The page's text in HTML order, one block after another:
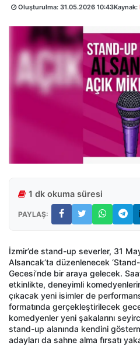
Oluşturulma: 31.05.2026 10:43Kaynak:
1 dk okuma süresi
PAYLAŞ:
İzmir’de stand-up severler, 31
Alsancak’ta düzenlenecek
Gecesi’nde bir araya gelecek.
etkinlikte, deneyimli
çıkacak yeni isimler de
formatında gerçekleştirilecek
komedyenler yeni şakalarını
stand-up alanında kendini
adayları da sahne alma fırsatı